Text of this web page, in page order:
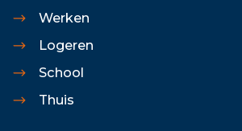
Werken
Logeren
School
Thuis